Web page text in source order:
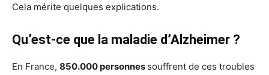
Cela mérite quelques explications.
Qu’est-ce que la maladie d’Alzheimer ?
En France, 850.000 personnes souffrent de ces troubles